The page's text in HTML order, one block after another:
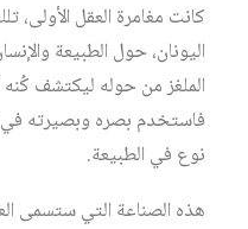
كانت مغامرة العقل الأولى،
اليونان، حول الطبيعة
الملغز من حوله ليكتشف كُنه
فاستخدم بصره وبصيرته في
نوع في الطبيعة.
هذه الصناعة التي ستسمى